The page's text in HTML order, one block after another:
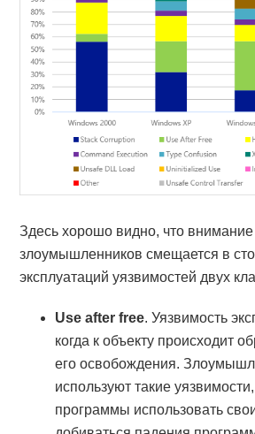
Здесь хорошо видно, что внимание
злоумышленников смещается в
эксплуатаций уязвимостей двух
Use after free. Уязвимость
когда к объекту происходит
его освобождения.
используют такие
программы использовать